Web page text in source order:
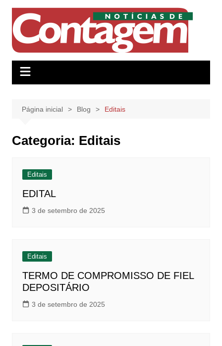
conteúdo
Página inicial Blog Editais
Categoria: Editais
Editais
EDITAL
3 de setembro de 2025
Editais
TERMO DE COMPROMISSO DE FIEL
DEPOSITÁRIO
3 de setembro de 2025